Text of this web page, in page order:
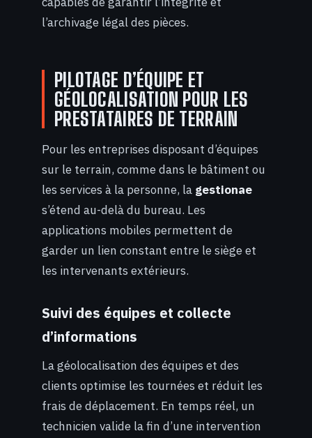
l’archivage légal des pièces.
PILOTAGE D’ÉQUIPE ET
GÉOLOCALISATION POUR LES
PRESTATAIRES DE TERRAIN
Pour les entreprises disposant d’équipes
sur le terrain, comme dans le bâtiment ou
les services à la personne, la gestionae
s’étend au-delà du bureau. Les
applications mobiles permettent de
garder un lien constant entre le siège et
les intervenants extérieurs.
Suivi des équipes et collecte
d’informations
La géolocalisation des équipes et des
clients optimise les tournées et réduit les
frais de déplacement. En temps réel, un
technicien valide la fin d’une intervention